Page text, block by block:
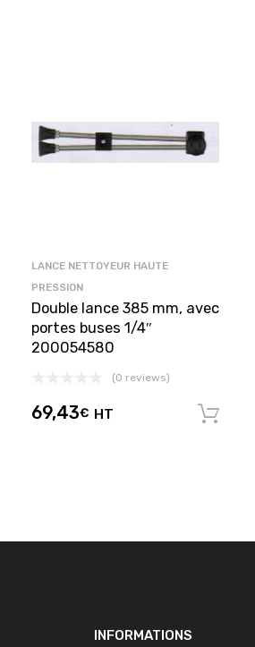
Ajouter au panier
LANCE NETTOYEUR HAUTE
PRESSION
Double lance 385 mm, avec
portes buses 1/4″
200054580
(0 reviews)
69,43€ HT
INFORMATIONS